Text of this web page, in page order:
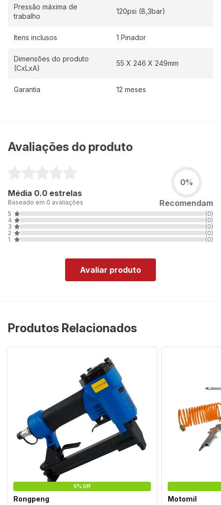
Pressão máxima de
trabalho
120psi (8,3bar)
Itens inclusos 1 Pinador
Dimensões do produto
(CxLxA)
55 X 246 X 249mm
Garantia 12 meses
Avaliações do produto
Média 0.0 estrelas
Baseado em 0 avaliações
0%
Recomendam
5
(0)
4
(0)
3
(0)
2
(0)
1
(0)
Avaliar produto
Produtos Relacionados
5% Off
Rongpeng
Motomil